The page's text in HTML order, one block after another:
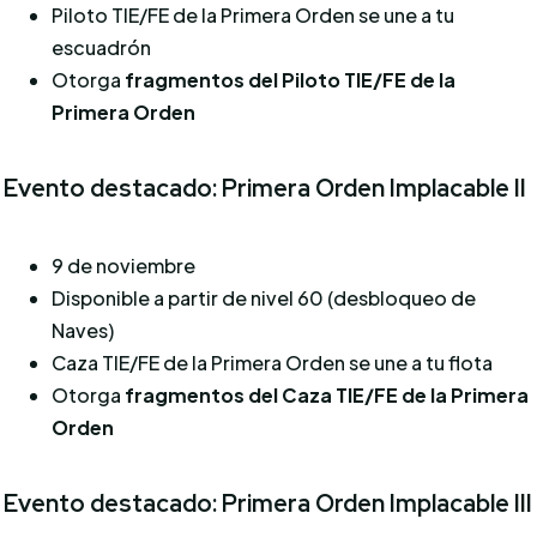
Piloto TIE/FE de la Primera Orden se une a tu
escuadrón
Otorga fragmentos del Piloto TIE/FE de la
Primera Orden
Evento destacado: Primera Orden Implacable II
9 de noviembre
Disponible a partir de nivel 60 (desbloqueo de
Naves)
Caza TIE/FE de la Primera Orden se une a tu flota
Otorga fragmentos del Caza TIE/FE de la Primera
Orden
Evento destacado: Primera Orden Implacable III